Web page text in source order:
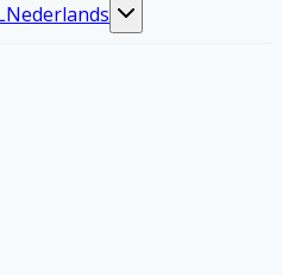
Nederlands
Toggle
submenu